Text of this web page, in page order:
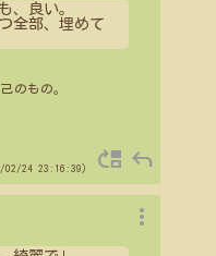
、良い。
全部、埋めて
のもの。
02/24 23:16:39） move_up reply
more_vert